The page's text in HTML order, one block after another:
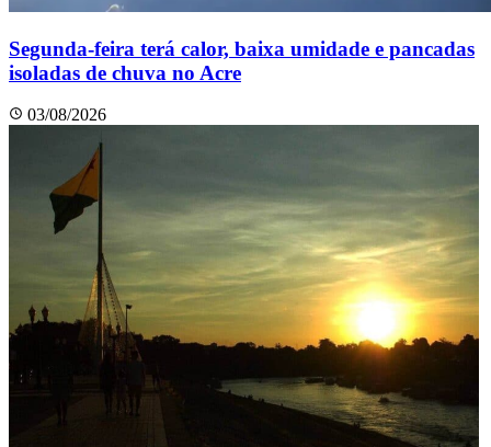
Segunda-feira terá calor, baixa umidade e pancadas
isoladas de chuva no Acre
03/08/2026